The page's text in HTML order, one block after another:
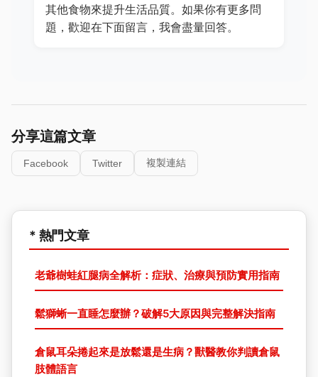
其他食物來提升生活品質。如果你有更多問
題，歡迎在下面留言，我會盡量回答。
分享這篇文章
Facebook Twitter 複製連結
* 熱門文章
老爺樹蛙紅腿病全解析：症狀、治療與預防實用指南
鬆獅蜥一直睡怎麼辦？破解5大原因與完整解決指南
倉鼠耳朵捲起來是放鬆還是生病？獸醫教你判讀倉鼠
肢體語言